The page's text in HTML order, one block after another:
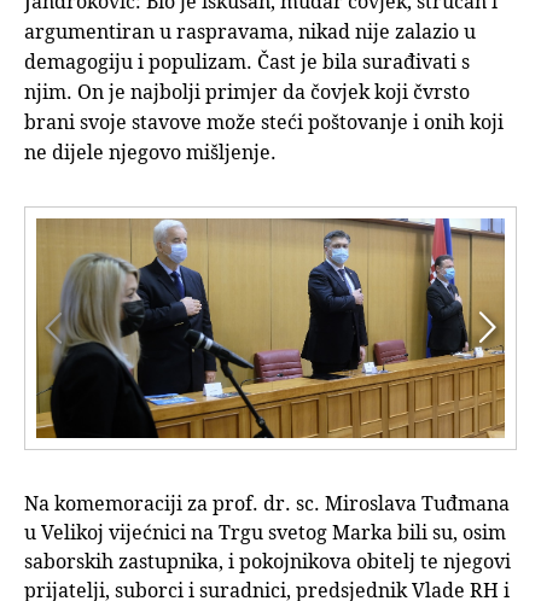
argumentiran u raspravama, nikad nije zalazio u
demagogiju i populizam. Čast je bila surađivati s
njim. On je najbolji primjer da čovjek koji čvrsto
brani svoje stavove može steći poštovanje i onih koji
ne dijele njegovo mišljenje.


Na komemoraciji za prof. dr. sc. Miroslava Tuđmana
u Velikoj vijećnici na Trgu svetog Marka bili su, osim
saborskih zastupnika, i pokojnikova obitelj te njegovi
prijatelji, suborci i suradnici, predsjednik Vlade RH i